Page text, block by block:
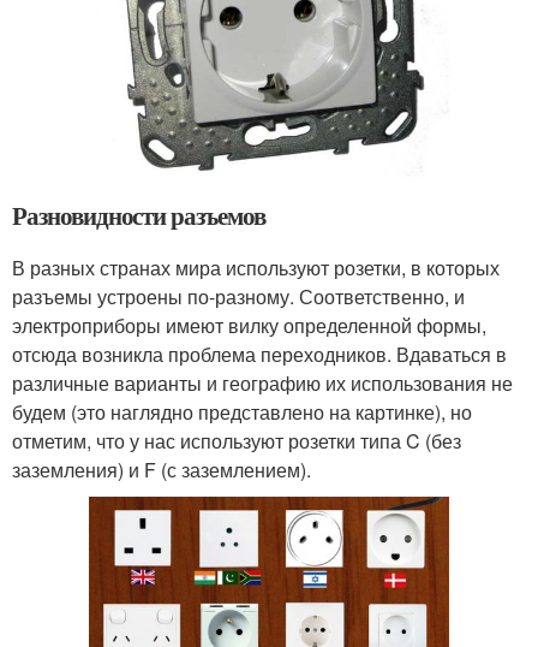
Разновидности разъемов
В разных странах мира используют розетки, в которых
разъемы устроены по-разному. Соответственно, и
электроприборы имеют вилку определенной формы,
отсюда возникла проблема переходников. Вдаваться в
различные варианты и географию их использования не
будем (это наглядно представлено на картинке), но
отметим, что у нас используют розетки типа C (без
заземления) и F (с заземлением).